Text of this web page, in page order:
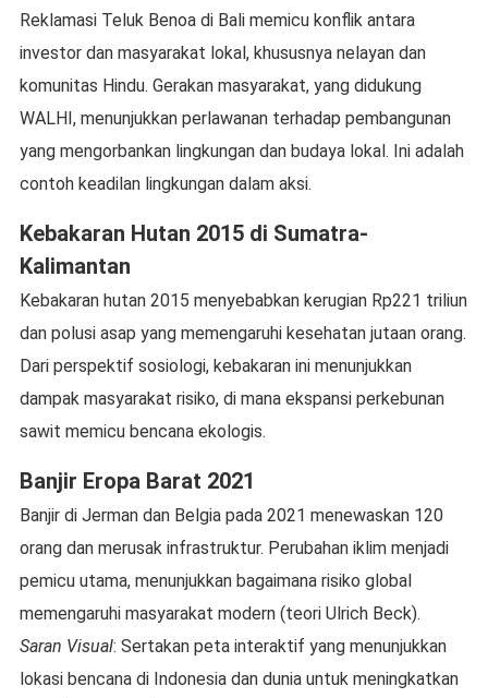
Reklamasi Teluk Benoa di Bali memicu konflik antara
investor dan masyarakat lokal, khususnya nelayan dan
komunitas Hindu. Gerakan masyarakat, yang didukung
WALHI, menunjukkan perlawanan terhadap pembangunan
yang mengorbankan lingkungan dan budaya lokal. Ini adalah
contoh keadilan lingkungan dalam aksi.
Kebakaran Hutan 2015 di Sumatra-
Kalimantan
Kebakaran hutan 2015 menyebabkan kerugian Rp221 triliun
dan polusi asap yang memengaruhi kesehatan jutaan orang.
Dari perspektif sosiologi, kebakaran ini menunjukkan
dampak masyarakat risiko, di mana ekspansi perkebunan
sawit memicu bencana ekologis.
Banjir Eropa Barat 2021
Banjir di Jerman dan Belgia pada 2021 menewaskan 120
orang dan merusak infrastruktur. Perubahan iklim menjadi
pemicu utama, menunjukkan bagaimana risiko global
memengaruhi masyarakat modern (teori Ulrich Beck).
Saran Visual: Sertakan peta interaktif yang menunjukkan
lokasi bencana di Indonesia dan dunia untuk meningkatkan